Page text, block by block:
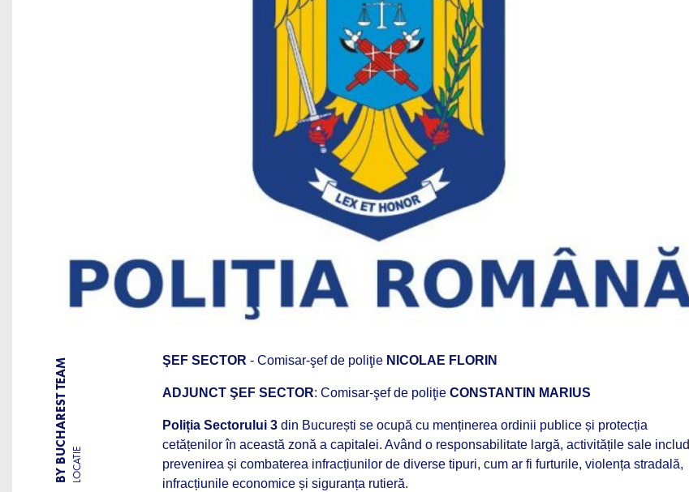
BY BUCHAREST TEAM LOCATIE
ŞEF SECTOR - Comisar-şef de poliţie NICOLAE FLORIN
ADJUNCT ŞEF SECTOR: Comisar-şef de poliţie CONSTANTIN MARIUS
Poliția Sectorului 3 din București se ocupă cu menținerea ordinii publice și protecția
cetățenilor în această zonă a capitalei. Având o responsabilitate largă, activitățile sale includ
prevenirea și combaterea infracțiunilor de diverse tipuri, cum ar fi furturile, violența stradală,
infracțiunile economice și siguranța rutieră.